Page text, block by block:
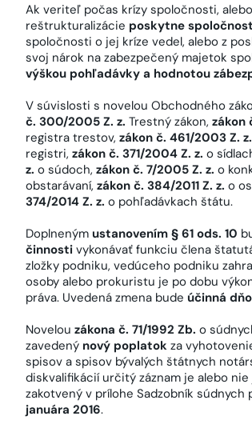
Ak veriteľ počas krízy spoločnosti,
reštrukturalizácie poskytne
spoločnosti o jej kríze vedel, alebo z
svoj nárok na zabezpečený majetok
výškou pohľadávky a hodnotou
V súvislosti s novelou Obchodného
č. 300/2005 Z. z. Trestný zákon, zákon
registra trestov, zákon č. 461/2003 Z. z.
registri, zákon č. 371/2004 Z. z. o
z. o súdoch, zákon č. 7/2005 Z. z. o
obstarávaní, zákon č. 384/2011 Z. z. o
374/2014 Z. z. o pohľadávkach štátu.
Doplneným ustanovením § 61 ods. 10
činnosti vykonávať funkciu člena
zložky podniku, vedúceho podniku
osoby alebo prokuristu je po dobu
práva. Uvedená zmena bude účinná
Novelou zákona č. 71/1992 Zb. o
zavedený nový poplatok za
spisov a spisov bývalých štátnych
diskvalifikácií určitý záznam je alebo
zakotvený v prílohe Sadzobník súdnych
januára 2016.